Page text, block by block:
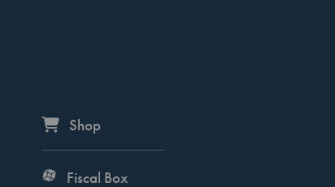
Shop
Fiscal Box